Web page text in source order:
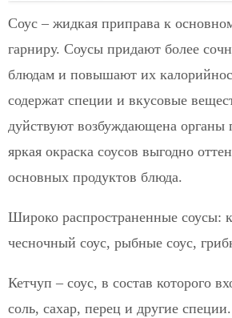
Соус – жидкая приправа к
гарниру. Соусы придают более
блюдам и повышают их
содержат специи и вкусовые
дуйствуют возбуждающена органы
яркая окраска соусов выгодно
основных продуктов блюда.
Широко распространенные соусы:
чесночный соус, рыбные соус,
Кетчуп – соус, в состав которого
соль, сахар, перец и другие специи.